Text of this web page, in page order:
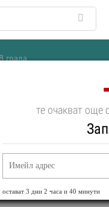
В града
ЗА ДВАМА В
За двама
те очакват още
остават 3 дни 2 часа и 40 минути